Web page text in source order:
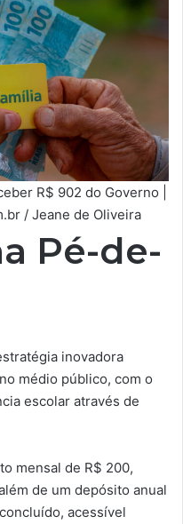
R$ 902 do Governo |
/ Jeane de Oliveira
Pé-de-
inovadora
médio público, com o
escolar através de
mensal de R$ 200,
de um depósito anual
acessível